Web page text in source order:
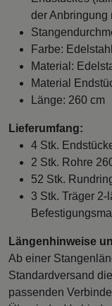
der Anbringung
Farbe:
Material:
Material
Länge: 260 cm
Lieferumfang:
4 Stk.
2 Stk. Rohre
52 Stk.
3 Stk. Träger
Längenhinweise
Ab einer
Standardversand
passenden